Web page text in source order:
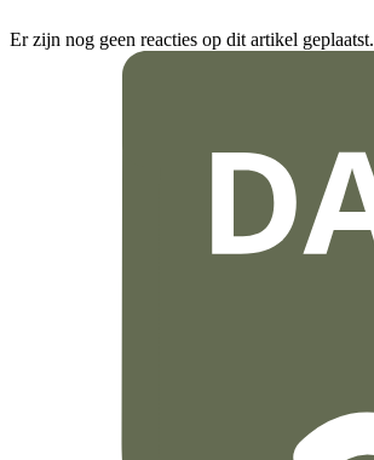
Er zijn nog geen reacties op dit artikel geplaatst.